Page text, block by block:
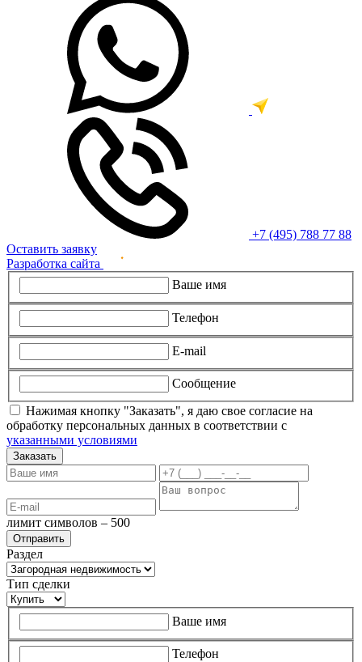
+7 (495) 788 77 88
Оставить заявку
Разработка сайта
Ваше имя
Телефон
E-mail
Сообщение
Нажимая кнопку "Заказать", я даю свое согласие на
обработку персональных данных в соответствии с
указанными условиями
Заказать
лимит символов – 500
Раздел
Тип сделки
Ваше имя
Телефон